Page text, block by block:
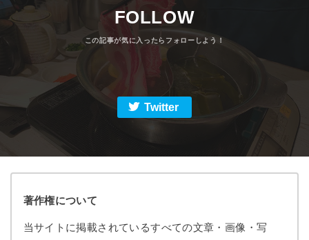
FOLLOW
Twitter
著作権について
当サイトに掲載されているすべての文章・画像・写